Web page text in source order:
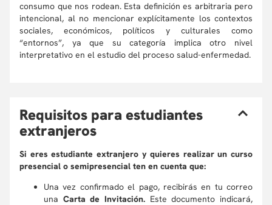
consumo que nos rodean. Esta definición es arbitraria pero
intencional, al no mencionar explícitamente los contextos
sociales, económicos, políticos y culturales como
“entornos”, ya que su categoría implica otro nivel
interpretativo en el estudio del proceso salud-enfermedad.
Requisitos para estudiantes
extranjeros
Si eres estudiante extranjero y quieres realizar un curso
presencial o semipresencial ten en cuenta que:
Una vez confirmado el pago, recibirás en tu correo
una Carta de Invitación. Este documento indicará,